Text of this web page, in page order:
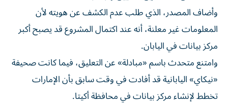
وأضاف المصدر، الذي طلب عدم الكشف عن هويته لأن
المعلومات غير معلنة، أنه عند اكتمال المشروع قد يصبح أكبر
مركز بيانات في اليابان.
وامتنع متحدث باسم «مبادلة» عن التعليق، فيما كانت صحيفة
«نيكاي» اليابانية قد أفادت في وقت سابق بأن الإمارات
تخطط لإنشاء مركز بيانات في محافظة أكيتا.